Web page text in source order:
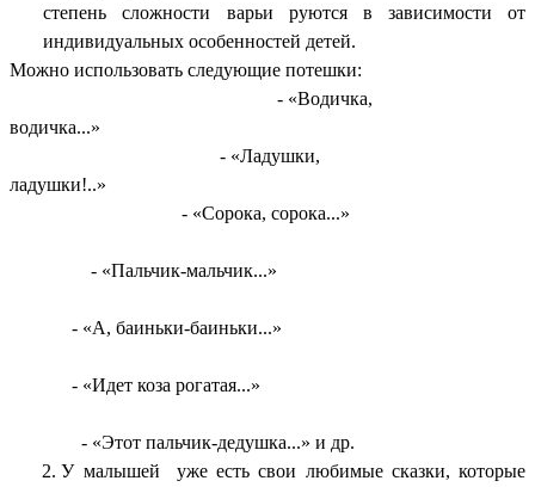
степень сложности варьи руются в зависимости от
индивидуальных особенностей детей.
Можно использовать следующие потешки:
- «Водичка,
водичка...»
- «Ладушки,
ладушки!..»
- «Сорока, сорока...»
- «Пальчик-мальчик...»
- «А, баиньки-баиньки...»
- «Идет коза рогатая...»
- «Этот пальчик-дедушка...» и др.
У малышей уже есть свои любимые сказки, которые